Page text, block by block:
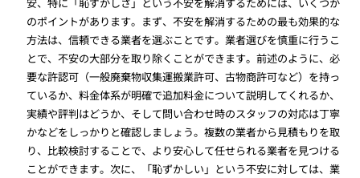
のポイントがあります。まず、不安を解消するための最も効果的な
方法は、信頼できる業者を選ぶことです。業者選びを慎重に行うこ
とで、不安の大部分を取り除くことができます。前述のように、必
要な許認可（一般廃棄物収集運搬業許可、古物商許可など）を持っ
ているか、料金体系が明確で追加料金について説明してくれるか、
実績や評判はどうか、そして問い合わせ時のスタッフの対応は丁寧
かなどをしっかりと確認しましょう。複数の業者から見積もりを取
り、比較検討することで、より安心して任せられる業者を見つける
ことができます。次に、「恥ずかしい」という不安に対しては、業